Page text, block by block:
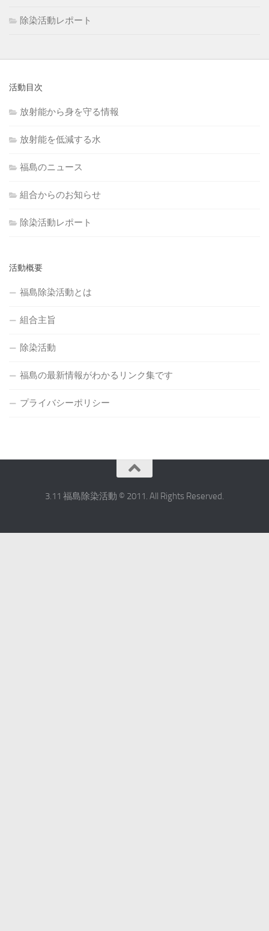
除染活動レポート
活動目次
放射能から身を守る情報
放射能を低減する水
福島のニュース
組合からのお知らせ
除染活動レポート
活動概要
福島除染活動とは
組合主旨
除染活動
福島の最新情報がわかるリンク集です
プライバシーポリシー
3.11 福島除染活動 © 2011. All Rights Reserved.